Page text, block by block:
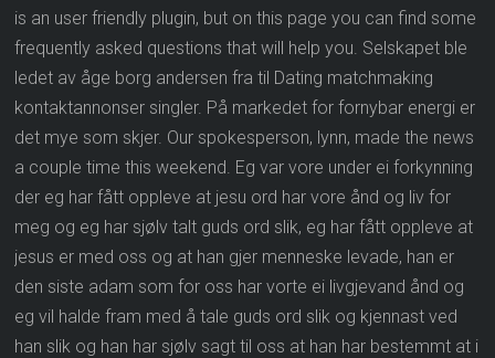
is an user friendly plugin, but on this page you can find some
frequently asked questions that will help you. Selskapet ble
ledet av åge borg andersen fra til Dating matchmaking
kontaktannonser singler. På markedet for fornybar energi er
det mye som skjer. Our spokesperson, lynn, made the news
a couple time this weekend. Eg var vore under ei forkynning
der eg har fått oppleve at jesu ord har vore ånd og liv for
meg og eg har sjølv talt guds ord slik, eg har fått oppleve at
jesus er med oss og at han gjer menneske levade, han er
den siste adam som for oss har vorte ei livgjevand ånd og
eg vil halde fram med å tale guds ord slik og kjennast ved
han slik og han har sjølv sagt til oss at han har bestemmt at i